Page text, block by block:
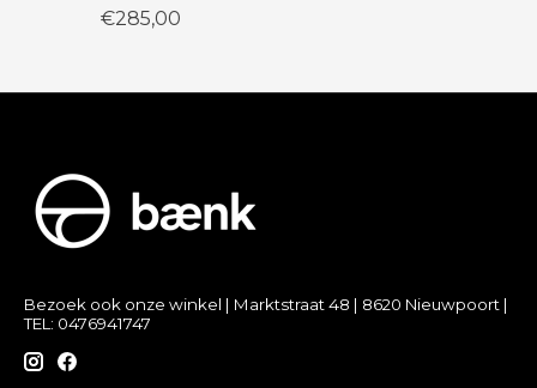
€285,00
Bezoek ook onze winkel | Marktstraat 48 | 8620 Nieuwpoort |
TEL: 0476941747